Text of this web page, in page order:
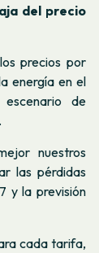
del precio
precios por
energía en el
de
nuestros
las pérdidas
y la previsión
cada tarifa,